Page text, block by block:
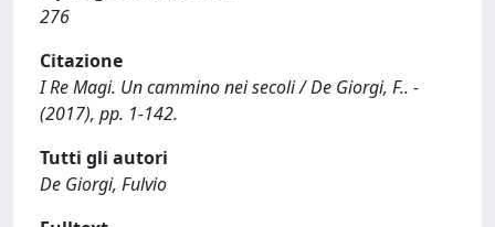
276
Citazione
I Re Magi. Un cammino nei secoli / De Giorgi, F.. -
(2017), pp. 1-142.
Tutti gli autori
De Giorgi, Fulvio